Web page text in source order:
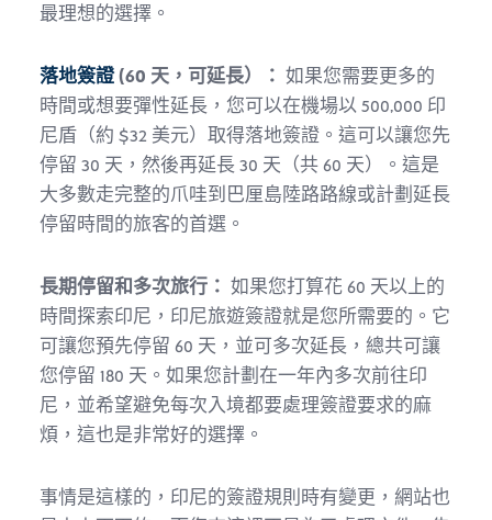
最理想的選擇。
落地簽證(60 天，可延長）： 如果您需要更多的
時間或想要彈性延長，您可以在機場以 500,000 印
尼盾（約 $32 美元）取得落地簽證。這可以讓您先
停留 30 天，然後再延長 30 天（共 60 天）。這是
大多數走完整的爪哇到巴厘島陸路路線或計劃延長
停留時間的旅客的首選。
長期停留和多次旅行： 如果您打算花 60 天以上的
時間探索印尼，印尼旅遊簽證就是您所需要的。它
可讓您預先停留 60 天，並可多次延長，總共可讓
您停留 180 天。如果您計劃在一年內多次前往印
尼，並希望避免每次入境都要處理簽證要求的麻
煩，這也是非常好的選擇。
事情是這樣的，印尼的簽證規則時有變更，網站也